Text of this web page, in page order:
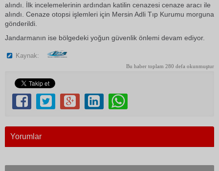
alındı. İlk incelemelerinin ardından katilin cenazesi cenaze aracı ile
alındı. Cenaze otopsi işlemleri için Mersin Adli Tıp Kurumu morguna
gönderildi.
Jandarmanın ise bölgedeki yoğun güvenlik önlemi devam ediyor.
Kaynak:
Bu haber toplam 280 defa okunmuştur
Yorumlar